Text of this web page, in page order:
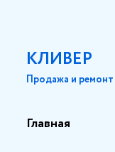
КЛИВЕР
Продажа и ремонт
Главная